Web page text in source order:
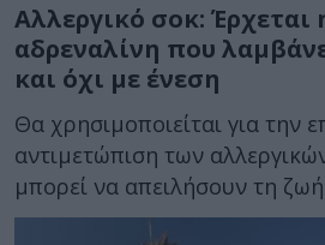
Αλλεργικό σοκ:
αδρεναλίνη που
και όχι με ένεση
Θα χρησιμοποιείται για την
αντιμετώπιση των
μπορεί να απειλήσουν τη